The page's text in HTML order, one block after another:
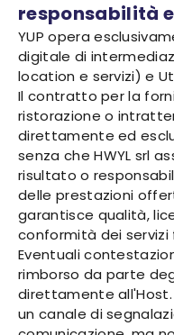
responsabilità
YUP opera
digitale di
location e servizi) e
Il contratto per la
ristorazione o
direttamente ed
senza che HWYL srl
risultato o
delle prestazioni
garantisce qualità,
conformità dei servizi
Eventuali
rimborso da parte
direttamente all'Host.
un canale di